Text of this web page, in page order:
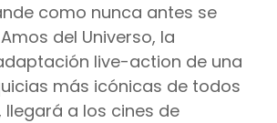
como nunca antes se
del Universo, la
live-action de una
más icónicas de todos
llegará a los cines de